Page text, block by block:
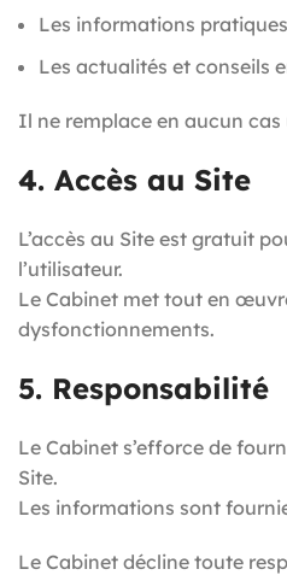
Les informations
Les actualités et conseils
Il ne remplace en aucun
4. Accès au Site
L’accès au Site est gratuit
l’utilisateur.
Le Cabinet met tout en
dysfonctionnements.
5. Responsabilité
Le Cabinet s’efforce de
Site.
Les informations sont
Le Cabinet décline toute